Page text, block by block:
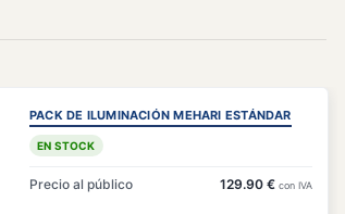
PACK DE ILUMINACIÓN MEHARI ESTÁNDAR
EN STOCK
Precio al público 129.90 € con IVA